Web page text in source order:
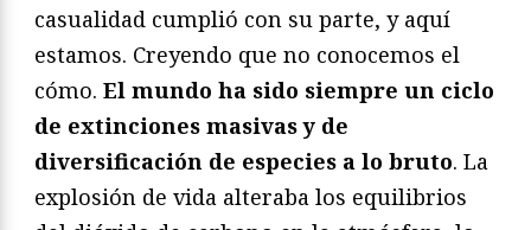
casualidad cumplió con su parte, y aquí
estamos. Creyendo que no conocemos el
cómo. El mundo ha sido siempre un ciclo
de extinciones masivas y de
diversificación de especies a lo bruto. La
explosión de vida alteraba los equilibrios